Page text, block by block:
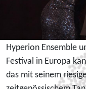
Hyperion Ensemble
Festival in Europa
das mit seinem